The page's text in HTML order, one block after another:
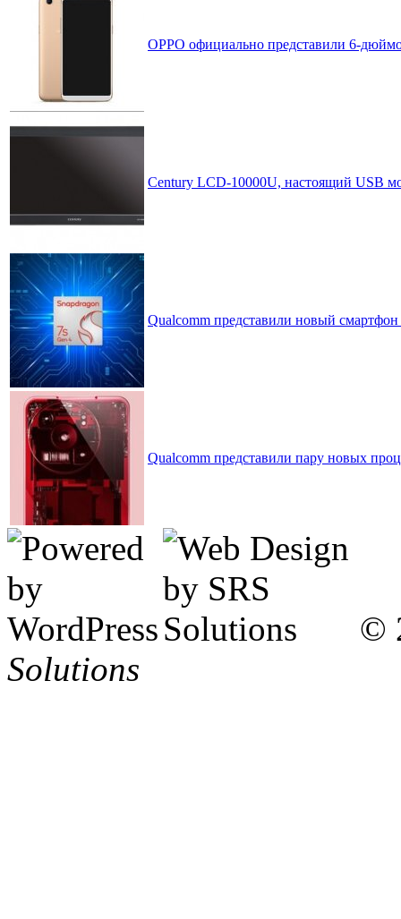
OPPO официально представили 6-
Century LCD-10000U, настоящий USB
Qualcomm представили новый смартфон
Qualcomm представили пару новых
©
Solutions